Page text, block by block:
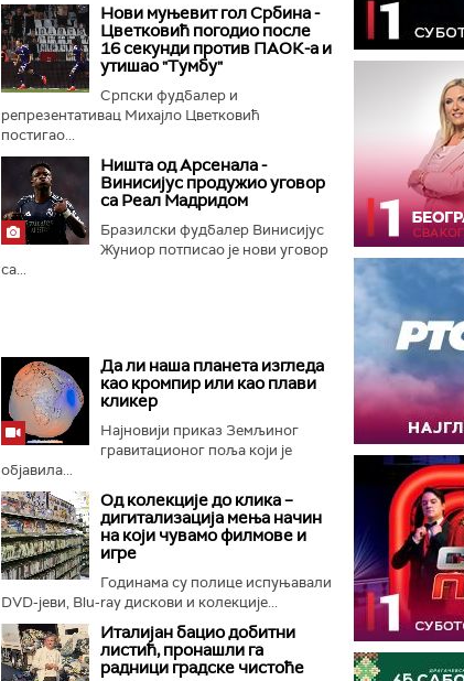
Нови муњевит гол Србина -
Цветковић погодио после
16 секунди против ПАОК-а и
утишао "Тумбу"
Српски фудбалер и
репрезентативац Михајло Цветковић
постигао...
Ништа од Арсенала -
Винисијус продужио уговор
са Реал Мадридом
Бразилски фудбалер Винисијус
Жуниор потписао је нови уговор
са...
Да ли наша планета изгледа
као кромпир или као плави
кликер
Најновији приказ Земљиног
гравитационог поља који је
објавила...
Од колекције до клика –
дигитализација мења начин
на који чувамо филмове и
игре
Годинама су полице испуњавали
DVD-јеви, Blu-ray дискови и колекције...
Италијан бацио добитни
листић, пронашли га
радници градске чистоће